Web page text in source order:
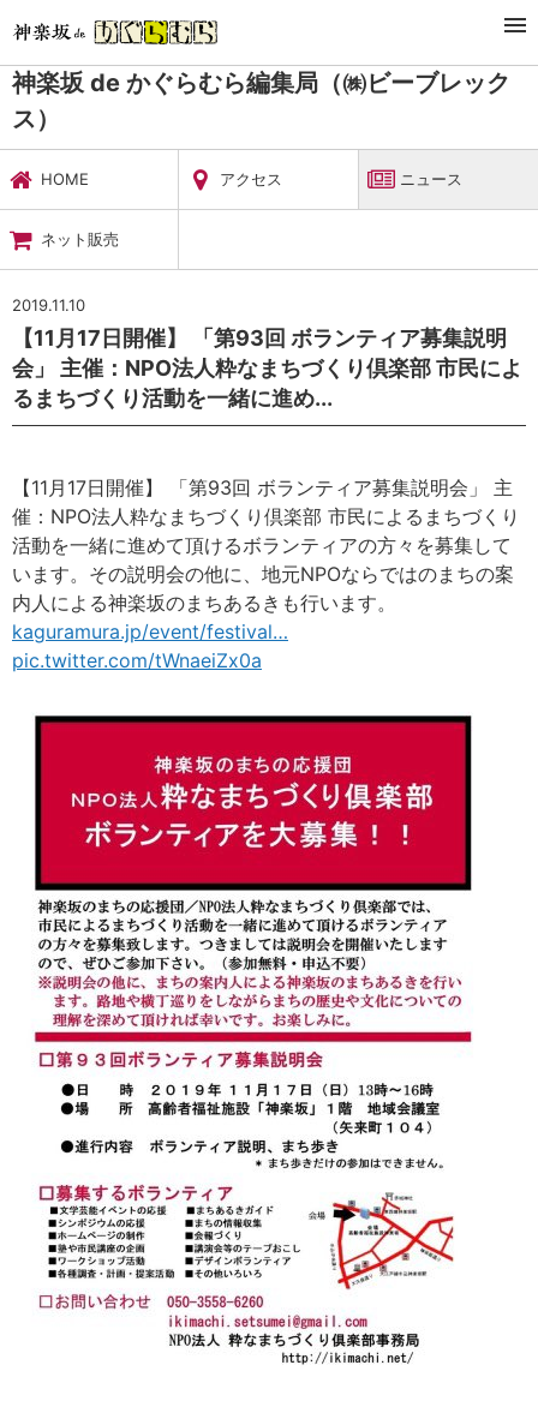
暮らし・娯楽
神楽坂 de かぐらむら編集局（㈱ビーブレックス）
ニュース
神楽坂 de かぐらむら編集局（㈱ビーブレック
ス）
HOME アクセス ニュース
ネット販売
2019.11.10
【11月17日開催】 「第93回 ボランティア募集説明
会」 主催：NPO法人粋なまちづくり倶楽部 市民によ
るまちづくり活動を一緒に進め...
【11月17日開催】 「第93回 ボランティア募集説明会」 主
催：NPO法人粋なまちづくり倶楽部 市民によるまちづくり
活動を一緒に進めて頂けるボランティアの方々を募集して
います。その説明会の他に、地元NPOならではのまちの案
内人による神楽坂のまちあるきも行います。
kaguramura.jp/event/festival…
pic.twitter.com/tWnaeiZx0a